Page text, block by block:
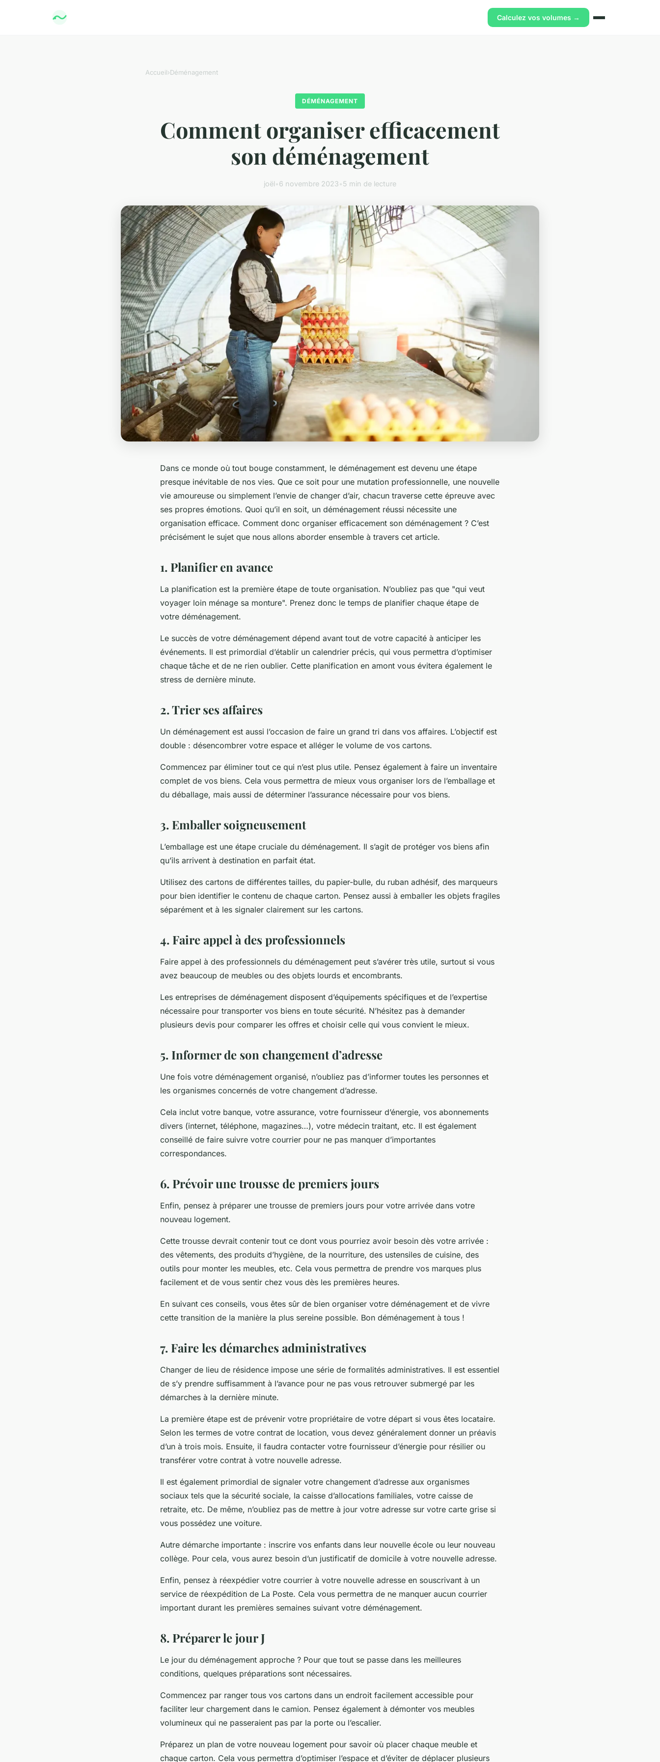
Calculez vos volumes →
Accueil›Déménagement
DÉMÉNAGEMENT
Comment organiser efficacement
son déménagement
joël•6 novembre 2023•5 min de lecture
Dans ce monde où tout bouge constamment, le déménagement est devenu une étape
presque inévitable de nos vies. Que ce soit pour une mutation professionnelle, une nouvelle
vie amoureuse ou simplement l’envie de changer d’air, chacun traverse cette épreuve avec
ses propres émotions. Quoi qu’il en soit, un déménagement réussi nécessite une
organisation efficace. Comment donc organiser efficacement son déménagement ? C’est
précisément le sujet que nous allons aborder ensemble à travers cet article.
1. Planifier en avance
La planification est la première étape de toute organisation. N’oubliez pas que "qui veut
voyager loin ménage sa monture". Prenez donc le temps de planifier chaque étape de
votre déménagement.
Le succès de votre déménagement dépend avant tout de votre capacité à anticiper les
événements. Il est primordial d’établir un calendrier précis, qui vous permettra d’optimiser
chaque tâche et de ne rien oublier. Cette planification en amont vous évitera également le
stress de dernière minute.
2. Trier ses affaires
Un déménagement est aussi l’occasion de faire un grand tri dans vos affaires. L’objectif est
double : désencombrer votre espace et alléger le volume de vos cartons.
Commencez par éliminer tout ce qui n’est plus utile. Pensez également à faire un inventaire
complet de vos biens. Cela vous permettra de mieux vous organiser lors de l’emballage et
du déballage, mais aussi de déterminer l’assurance nécessaire pour vos biens.
3. Emballer soigneusement
L’emballage est une étape cruciale du déménagement. Il s’agit de protéger vos biens afin
qu’ils arrivent à destination en parfait état.
Utilisez des cartons de différentes tailles, du papier-bulle, du ruban adhésif, des marqueurs
pour bien identifier le contenu de chaque carton. Pensez aussi à emballer les objets fragiles
séparément et à les signaler clairement sur les cartons.
4. Faire appel à des professionnels
Faire appel à des professionnels du déménagement peut s’avérer très utile, surtout si vous
avez beaucoup de meubles ou des objets lourds et encombrants.
Les entreprises de déménagement disposent d’équipements spécifiques et de l’expertise
nécessaire pour transporter vos biens en toute sécurité. N’hésitez pas à demander
plusieurs devis pour comparer les offres et choisir celle qui vous convient le mieux.
5. Informer de son changement d’adresse
Une fois votre déménagement organisé, n’oubliez pas d’informer toutes les personnes et
les organismes concernés de votre changement d’adresse.
Cela inclut votre banque, votre assurance, votre fournisseur d’énergie, vos abonnements
divers (internet, téléphone, magazines…), votre médecin traitant, etc. Il est également
conseillé de faire suivre votre courrier pour ne pas manquer d’importantes
correspondances.
6. Prévoir une trousse de premiers jours
Enfin, pensez à préparer une trousse de premiers jours pour votre arrivée dans votre
nouveau logement.
Cette trousse devrait contenir tout ce dont vous pourriez avoir besoin dès votre arrivée :
des vêtements, des produits d’hygiène, de la nourriture, des ustensiles de cuisine, des
outils pour monter les meubles, etc. Cela vous permettra de prendre vos marques plus
facilement et de vous sentir chez vous dès les premières heures.
En suivant ces conseils, vous êtes sûr de bien organiser votre déménagement et de vivre
cette transition de la manière la plus sereine possible. Bon déménagement à tous !
7. Faire les démarches administratives
Changer de lieu de résidence impose une série de formalités administratives. Il est essentiel
de s’y prendre suffisamment à l’avance pour ne pas vous retrouver submergé par les
démarches à la dernière minute.
La première étape est de prévenir votre propriétaire de votre départ si vous êtes locataire.
Selon les termes de votre contrat de location, vous devez généralement donner un préavis
d’un à trois mois. Ensuite, il faudra contacter votre fournisseur d’énergie pour résilier ou
transférer votre contrat à votre nouvelle adresse.
Il est également primordial de signaler votre changement d’adresse aux organismes
sociaux tels que la sécurité sociale, la caisse d’allocations familiales, votre caisse de
retraite, etc. De même, n’oubliez pas de mettre à jour votre adresse sur votre carte grise si
vous possédez une voiture.
Autre démarche importante : inscrire vos enfants dans leur nouvelle école ou leur nouveau
collège. Pour cela, vous aurez besoin d’un justificatif de domicile à votre nouvelle adresse.
Enfin, pensez à réexpédier votre courrier à votre nouvelle adresse en souscrivant à un
service de réexpédition de La Poste. Cela vous permettra de ne manquer aucun courrier
important durant les premières semaines suivant votre déménagement.
8. Préparer le jour J
Le jour du déménagement approche ? Pour que tout se passe dans les meilleures
conditions, quelques préparations sont nécessaires.
Commencez par ranger tous vos cartons dans un endroit facilement accessible pour
faciliter leur chargement dans le camion. Pensez également à démonter vos meubles
volumineux qui ne passeraient pas par la porte ou l’escalier.
Préparez un plan de votre nouveau logement pour savoir où placer chaque meuble et
chaque carton. Cela vous permettra d’optimiser l’espace et d’éviter de déplacer plusieurs